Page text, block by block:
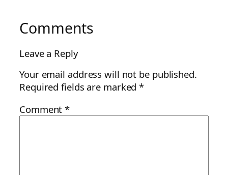
Comments
Leave a Reply
Your email address will not be published.
Required fields are marked*
Comment*